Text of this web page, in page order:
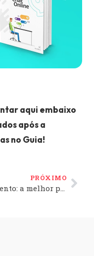
aqui embaixo
após a
no Guia!
PRÓXIMO